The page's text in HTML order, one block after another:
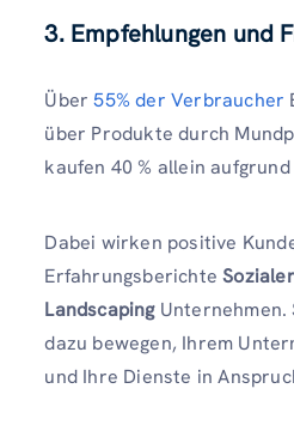
3. Empfehlungen und
Über55% der Verbraucher
über Produkte durch
kaufen 40 % allein
Dabei wirken positive
Erfahrungsberichte
Landscaping Unternehmen.
dazu bewegen, Ihrem
und Ihre Dienste in